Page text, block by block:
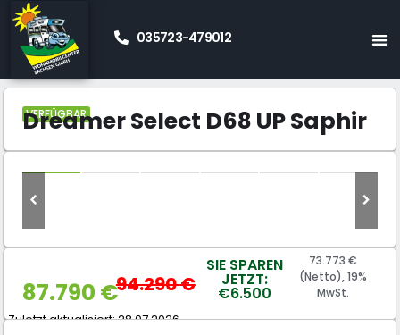
035723-479012
Start»Neue Wohnmobile Kaufen
Dreamer
VERFÜGBAR
Dreamer Select D68 UP Saphir
87.790 €94.290€
SIE SPAREN
JETZT:
€6.500
73.773 €
(Netto), 19%
MwSt.
Zuletzt aktualisiert: 28.07.2026